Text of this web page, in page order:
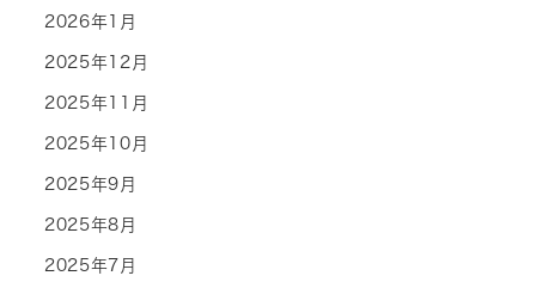
2026年1月
2025年12月
2025年11月
2025年10月
2025年9月
2025年8月
2025年7月